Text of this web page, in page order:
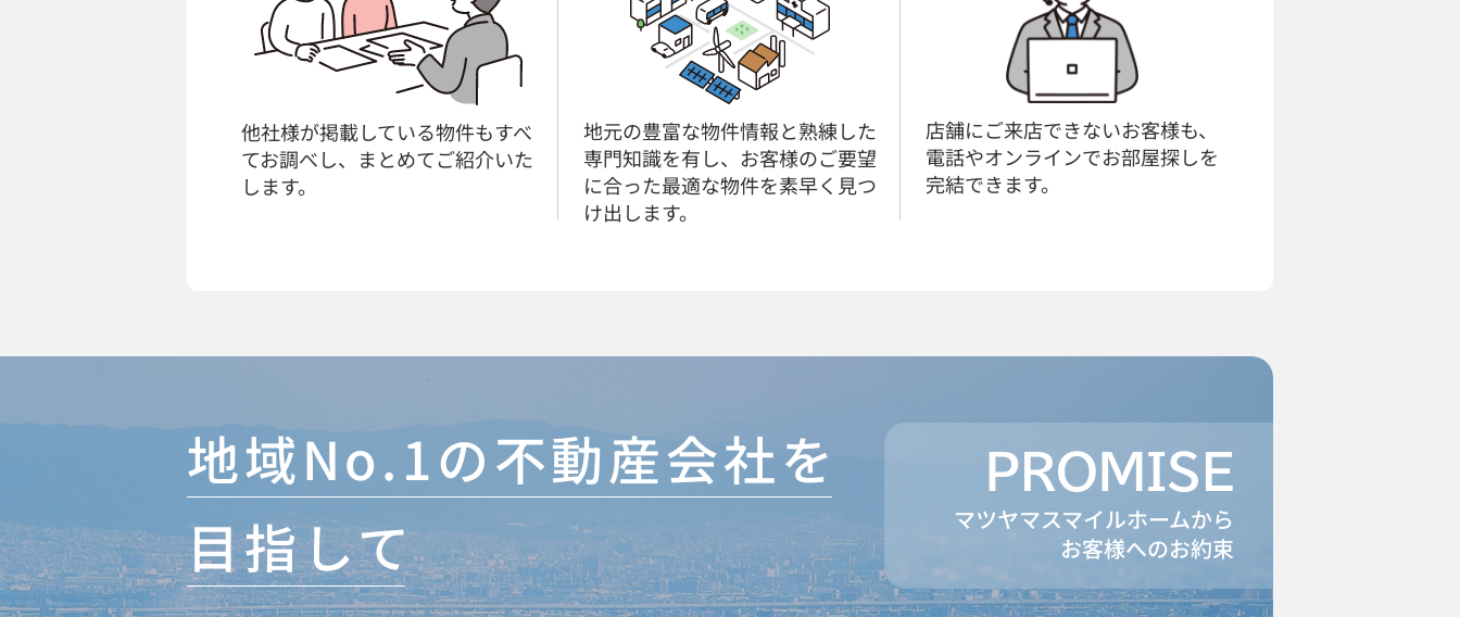
他社様が掲載している物件もすべ
てお調べし、まとめてご紹介いた
します。
地元の豊富な物件情報と熟練した
専門知識を有し、お客様のご要望
に合った最適な物件を素早く見つ
け出します。
店舗にご来店できないお客様も、
電話やオンラインでお部屋探しを
完結できます。
PROMISE
マツヤマスマイルホームから
お客様へのお約束
地域No.1の不動産会社を
目指して